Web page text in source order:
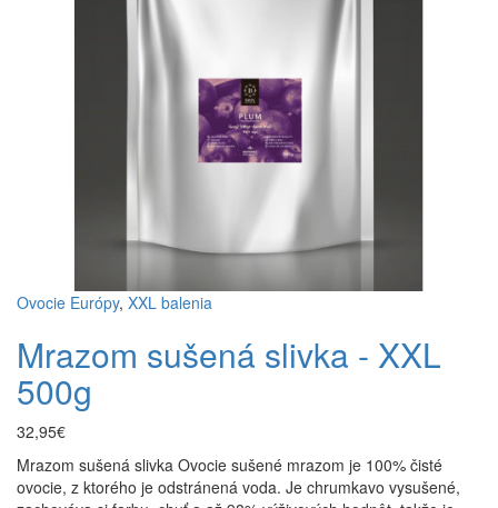
Ovocie Európy, XXL balenia
Mrazom sušená slivka - XXL
500g
32,95€
Mrazom sušená slivka Ovocie sušené mrazom je 100% čisté
ovocie, z ktorého je odstránená voda. Je chrumkavo vysušené,